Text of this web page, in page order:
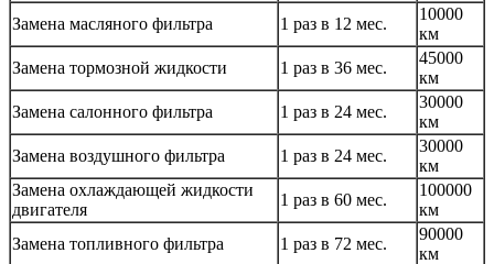
Замена масляного фильтра
1 раз в 12 мес.
10000
км
Замена тормозной жидкости
1 раз в 36 мес.
45000
км
Замена салонного фильтра
1 раз в 24 мес.
30000
км
Замена воздушного фильтра
1 раз в 24 мес.
30000
км
Замена охлаждающей жидкости
двигателя
1 раз в 60 мес.
100000
км
Замена топливного фильтра
1 раз в 72 мес.
90000
км